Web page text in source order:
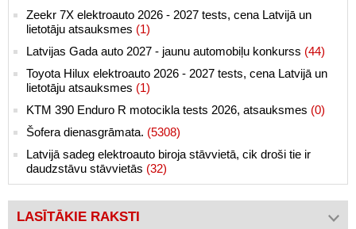
Zeekr 7X elektroauto 2026 - 2027 tests, cena Latvijā un
lietotāju atsauksmes (1)
Latvijas Gada auto 2027 - jaunu automobiļu konkurss (44)
Toyota Hilux elektroauto 2026 - 2027 tests, cena Latvijā un
lietotāju atsauksmes (1)
KTM 390 Enduro R motocikla tests 2026, atsauksmes (0)
Šofera dienasgrāmata. (5308)
Latvijā sadeg elektroauto biroja stāvvietā, cik droši tie ir
daudzstāvu stāvvietās (32)
LASĪTĀKIE RAKSTI